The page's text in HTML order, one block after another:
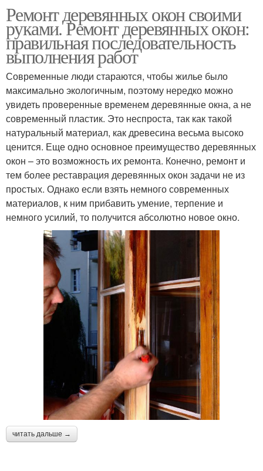
Ремонт деревянных окон своими
руками. Ремонт деревянных окон:
правильная последовательность
выполнения работ
Современные люди стараются, чтобы жилье было
максимально экологичным, поэтому нередко можно
увидеть проверенные временем деревянные окна, а не
современный пластик. Это неспроста, так как такой
натуральный материал, как древесина весьма высоко
ценится. Еще одно основное преимущество деревянных
окон – это возможность их ремонта. Конечно, ремонт и
тем более реставрация деревянных окон задачи не из
простых. Однако если взять немного современных
материалов, к ним прибавить умение, терпение и
немного усилий, то получится абсолютно новое окно.
читать дальше →